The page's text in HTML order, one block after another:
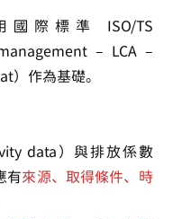
際標準 ISO/TS
– LCA –
）作為基礎。
data）與排放係數
有來源、取得條件、時